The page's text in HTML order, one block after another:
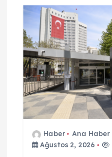
Haber Ana Haber
Ağustos 2, 2026